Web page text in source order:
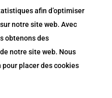
afin d’optimiser
notre site web. Avec
obtenons des
notre site web. Nous
placer des cookies